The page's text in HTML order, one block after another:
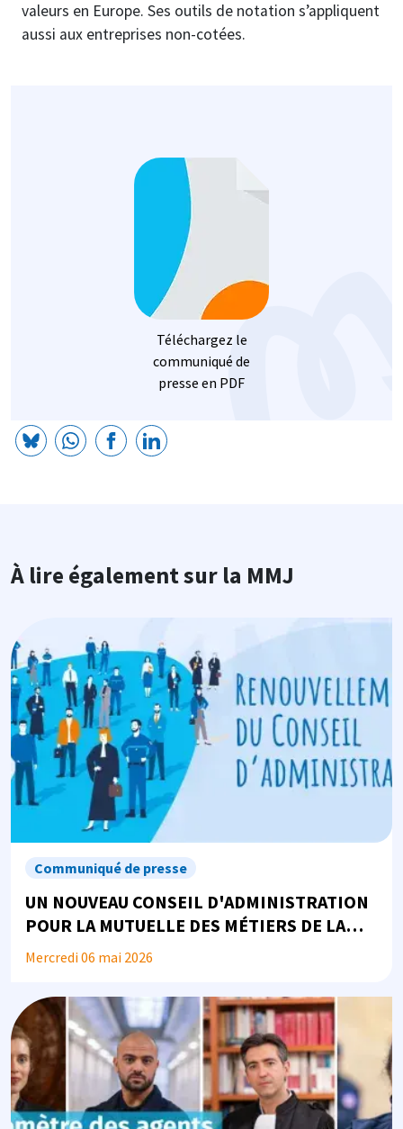
valeurs en Europe. Ses outils de notation s’appliquent
aussi aux entreprises non-cotées.
Téléchargez le
communiqué de
presse en PDF
À lire également sur la MMJ
Communiqué de presse
UN NOUVEAU CONSEIL D'ADMINISTRATION
POUR LA MUTUELLE DES MÉTIERS DE LA
JUSTICE ET DE LA SÉCURITÉ
Mercredi 06 mai 2026
Image